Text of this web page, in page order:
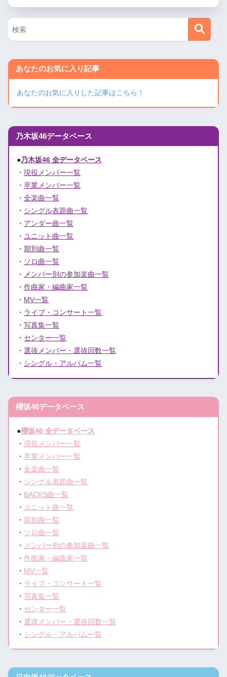
あなたのお気に入り記事
あなたのお気に入りした記事はこちら！
乃木坂46データベース
●乃木坂46 全データベース
・現役メンバー一覧
・卒業メンバー一覧
・全楽曲一覧
・ シングル表題曲一覧
・ アンダー曲一覧
・ユニット曲一覧
・期別曲一覧
・ ソロ曲一覧
・ メンバー別の参加楽曲一覧
・作曲家・編曲家一覧
・ MV一覧
・ ライブ・コンサート一覧
・写真集一覧
・ センター一覧
・選抜メンバー・選抜回数一覧
・ シングル・アルバム一覧
櫻坂46データベース
●櫻坂46 全データベース
・現役メンバー一覧
・卒業メンバー一覧
・全楽曲一覧
・ シングル表題曲一覧
・ BACKS曲一覧
・ ユニット曲一覧
・期別曲一覧
・ ソロ曲一覧
・ メンバー別の参加楽曲一覧
・作曲家・編曲家一覧
・ MV一覧
・ ライブ・コンサート一覧
・写真集一覧
・ センター一覧
・ 選抜メンバー・選抜回数一覧
・ シングル・アルバム一覧